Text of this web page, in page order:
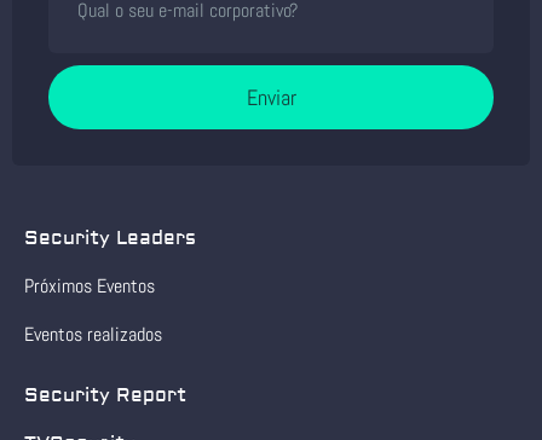
Enviar
Security Leaders
Próximos Eventos
Eventos realizados
Security Report